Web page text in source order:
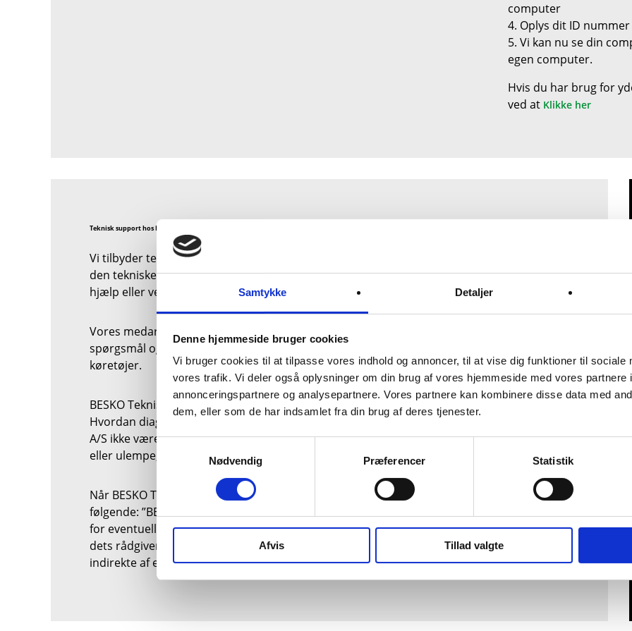
Samtykke Detaljer
Denne hjemmeside bruger cookies
Vi bruger cookies til at tilpasse vores indhold og annoncer, til at vise dig funktioner til sociale
vores trafik. Vi deler også oplysninger om din brug af vores hjemmeside med vores partnere
annonceringspartnere og analysepartnere. Vores partnere kan kombinere disse data med
dem, eller som de har indsamlet fra din brug af deres tjenester.
Samtykkevalg
Nødvendig
Præferencer Statistik
Afvis Tillad valgte
computer
4. Oplys dit ID
5. Vi kan nu se din
egen computer.
Hvis du har brug for
ved at Klikke her
Teknisk support hos BESKO
Vi tilbyder teknisk support indenfor alle vores produktområder. Vores medarbejderne i
den tekniske afdeling er altid til din rådighed, klar ved telefonerne, når du har brug for
hjælp eller vejledning.
Vores medarbejdere har kompetencen til at besvare samt udregne alle typer tekniske
spørgsmål og har ligeledes indgående kendskab til gældende love og regler for diverse
køretøjer.
BESKO Teknisk Support er en vejledende rådgivningsservice som stilles til rådighed.
Hvordan diagnose, reparation mv. sker i praksis kan BESKO Teknisk Support eller BESKO
A/S ikke være garant for. BESKO A/S fraskriver sig derfor ethvert ansvar for tab, skader
eller ulempe, både direkte og indirekte af enhver art, som vores rådgivning har medført.
Når BESKO Teknisk Support kontaktes bekræftes det derfor, at være indforstået med
følgende: ”BESKO Teknisk Support er vejledende/rådgivende og ikke kan holdes ansvarlig
for eventuelle fejl. Det accepteres derfor, at jeg ikke kan rette krav mod BESKO A/S eller
dets rådgivere i forbindelse med et eventuelt tab, skade eller ulempe, både direkte og
indirekte af enhver art.”